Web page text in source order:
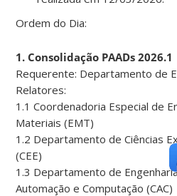
Ordem do Dia:
1. Consolidação PAADs 2026.1
Requerente: Departamento de
Relatores:
1.1 Coordenadoria Especial de
Materiais (EMT)
1.2 Departamento de Ciências
(CEE)
1.3 Departamento de
Automação e Computação (CAC)